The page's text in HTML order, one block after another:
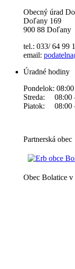
Obecný úrad
Doľany 169
900 88 Doľany
tel.: 033/ 64 99
email:
Úradné hodiny
Pondelok:
Streda: 08:00
Piatok: 08:00
Obec Bolatice v